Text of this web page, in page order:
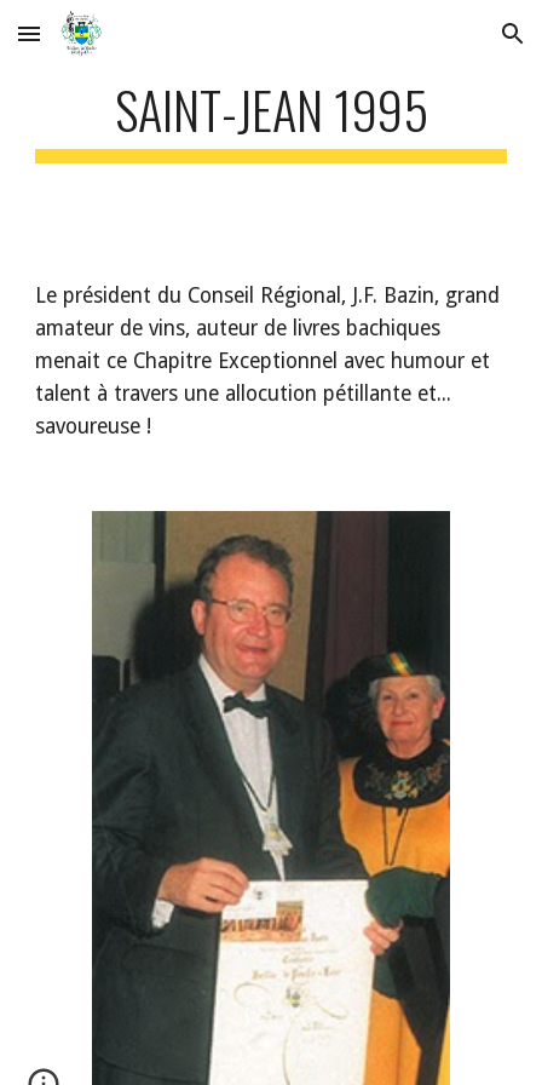
Skip to main content Skip to navigation
SAINT-JEAN 1995
Le président du Conseil Régional, J.F. Bazin, grand
amateur de vins, auteur de livres bachiques
menait ce Chapitre Exceptionnel avec humour et
talent à travers une allocution pétillante et...
savoureuse !